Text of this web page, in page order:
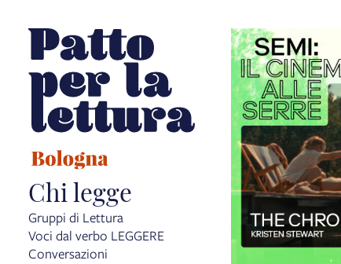
Chi legge
Gruppi di Lettura
Voci dal verbo LEGGERE
Conversazioni